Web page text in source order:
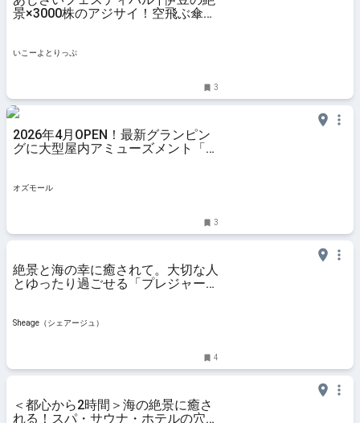
景×3000株のアジサイ！空飛ぶ傘や
東市 | いこーよとりっぷ
いこーよとりっぷ
3
2026年4月OPEN！最新グランピン
グに大型屋内アミューズメント「プ
オズモール
3
絶景と海の幸に癒されて。大切な人
とゆったり過ごせる「プレジャーリ
Sheage（シェアージュ）
4
＜都心から2時間＞海の絶景に癒さ
れる！スパ・サウナ・ホテルの穴場